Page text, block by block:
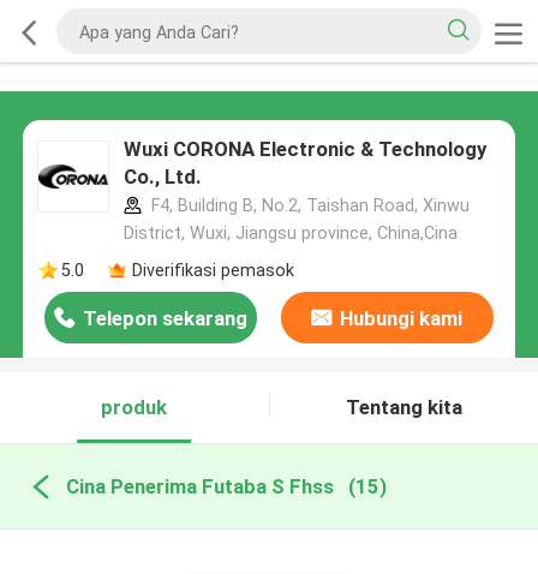
Wuxi CORONA Electronic & Technology
Co., Ltd.
F4, Building B, No.2, Taishan Road, Xinwu
District, Wuxi, Jiangsu province, China,Cina
5.0
Diverifikasi pemasok
Telepon sekarang Hubungi kami
produk Tentang kita
Cina Penerima Futaba S Fhss (15)